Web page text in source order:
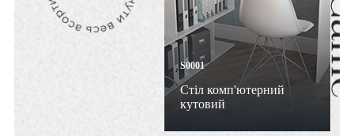
S0001
Стіл комп'ютерний
кутовий